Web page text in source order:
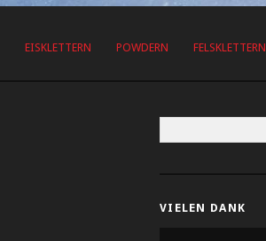
EISKLETTERN POWDERN FELSKLETTERN
VIELEN DANK